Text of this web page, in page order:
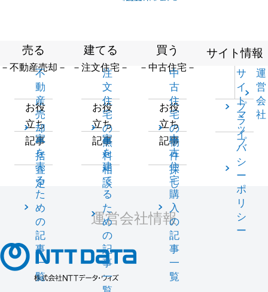
売る
－不動産売却－
不
動
産
売
却
一
括
査
定
お役
立ち
記事
家
を
売
る
た
め
の
記
事
一
覧
建てる
－注文住宅－
注
文
住
宅
の
無
料
相
談
お役
立ち
記事
家
を
建
て
る
た
め
の
記
事
一
買う
－中古住宅－
中
古
住
宅
の
物
件
探
し
お役
立ち
記事
中
古
住
宅
購
入
の
記
事
一
覧
サイト情報
サ
イ
ト
マ
ッ
プ
運
営
会
社
プ
ラ
イ
バ
シ
ー
ポ
リ
シ
ー
運営会社情報